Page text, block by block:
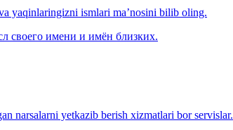
yaqinlaringizni ismlari ma’nosini bilib oling.
своего имени и имён близких.
narsalarni yetkazib berish xizmatlari bor servislar.